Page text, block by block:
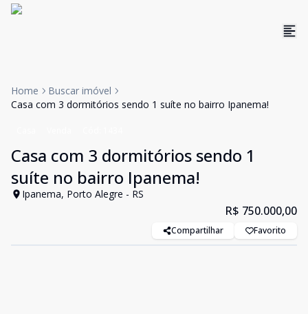
Home
Buscar imóvel
Casa com 3 dormitórios sendo 1 suíte no bairro Ipanema!
Casa com 3 dormitórios sendo 1
suíte no bairro Ipanema!
Ipanema, Porto Alegre - RS
R$ 750.000,00
Compartilhar Favorito